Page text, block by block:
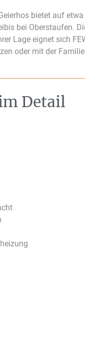
bietet auf
bei Oberstaufen.
Lage eignet sich
oder mit der
Detail